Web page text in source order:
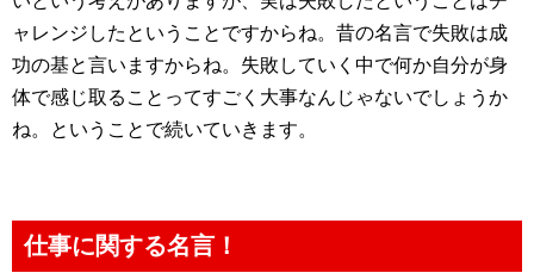
ャレンジしたということですからね。昔の名言で失敗は成
功の基と言いますからね。失敗していく中で何か自分が身
体で感じ取ることってすごく大事なんじゃないでしょうか
ね。ということで続いていきます。
仕事に関する名言！